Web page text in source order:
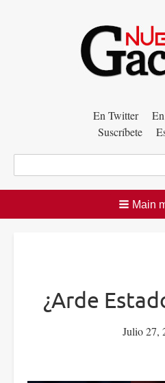
En Twitter
Suscríbete
Main
¿Arde
Julio 27,